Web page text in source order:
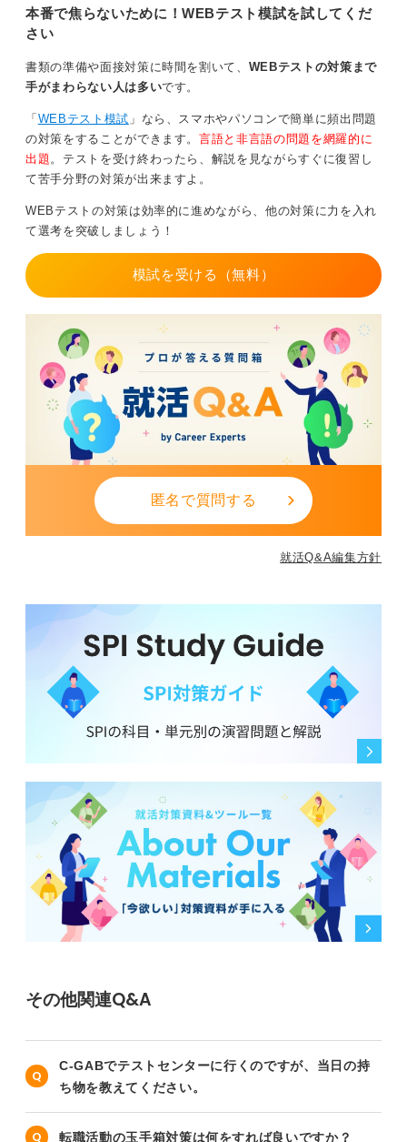
なり、一貫性が崩れてしまいます。そうなると印象が悪
くなってしまう可能性があります。
基本的にはSPIや玉手箱対策が有効な対策となり、応用
がききますので、繰り返し練習することで自分の力にし
私もSPIは繰り返し練習したことで良い結果になった覚
えがあります。ぜひ繰り返して対策を進めていただけた
らと思います。
0
足にならないよう、この記事を読み
しっかり準備しましょう。
本番で焦らないために！WEBテスト模試を試してくだ
さい
書類の準備や面接対策に時間を割いて、 WEBテストの対策まで
手がまわらない人は多いです。
「 WEBテスト模試 」なら、スマホやパソコンで簡単に頻出問題
の対策をすることができます。言語と非言語の問題を網羅的に
出題。テストを受け終わったら、解説を見ながらすぐに復習し
て苦手分野の対策が出来ますよ。
WEBテストの対策は効率的に進めながら、他の対策に力を入れ
て選考を突破しましょう！
模試を受ける（無料）
匿名で質問する
就活Q&A編集方針
その他関連Q&A
C-GABでテストセンターに行くのですが、当日の持
ち物を教えてください。
転職活動の玉手箱対策は何をすれば良いですか？